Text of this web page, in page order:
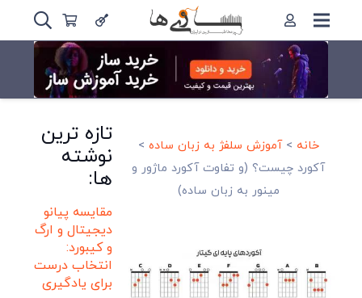
خانه >آموزش سلفژ به زبان ساده >
آکورد چیست؟ (و تفاوت آکورد ماژور و
مینور به زبان ساده)
تازه ترین
نوشته
ها:
مقایسه پیانو
دیجیتال و ارگ
و کیبورد:
انتخاب درست
برای یادگیری